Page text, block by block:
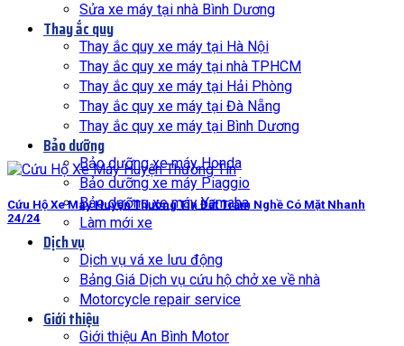
Sửa xe máy tại nhà Bình Dương
Thay ắc quy
Thay ắc quy xe máy tại Hà Nội
Thay ắc quy xe máy tại nhà TPHCM
Thay ắc quy xe máy tại Hải Phòng
Thay ắc quy xe máy tại Đà Nẵng
Thay ắc quy xe máy tại Bình Dương
Bảo dưỡng
Bảo dưỡng xe máy Honda
Bảo dưỡng xe máy Piaggio
Bảo dưỡng xe máy Yamaha
Làm mới xe
Dịch vụ
Dịch vụ vá xe lưu động
Bảng Giá Dịch vụ cứu hộ chở xe về nhà
Motorcycle repair service
Giới thiệu
Giới thiệu An Bình Motor
Cứu Hộ Xe Máy Huyện Thường Tín Đất Trăm Nghề Có Mặt Nhanh
24/24